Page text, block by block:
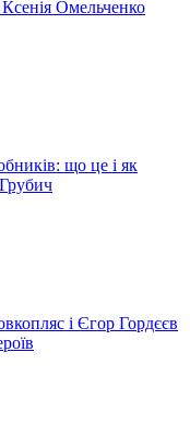
Омельченко
що це і як
і Єгор Гордєєв